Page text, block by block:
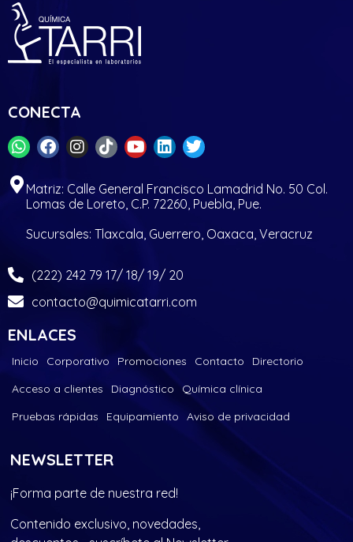
CONECTA
Matriz: Calle General Francisco Lamadrid No. 50 Col.
Lomas de Loreto, C.P. 72260, Puebla, Pue.
Sucursales: Tlaxcala, Guerrero, Oaxaca, Veracruz
(222) 242 79 17/ 18/ 19/ 20
contacto@quimicatarri.com
ENLACES
Inicio Corporativo Promociones Contacto
Directorio
Acceso a clientes
Diagnóstico
Química clínica
Pruebas rápidas
Equipamiento Aviso de privacidad
NEWSLETTER
¡Forma parte de nuestra red!
Contenido exclusivo, novedades,